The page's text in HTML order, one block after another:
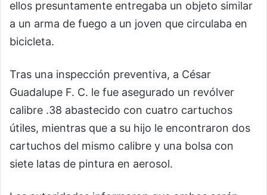
ellos presuntamente entregaba un objeto similar
a un arma de fuego a un joven que circulaba en
bicicleta.
Tras una inspección preventiva, a César
Guadalupe F. C. le fue asegurado un revólver
calibre .38 abastecido con cuatro cartuchos
útiles, mientras que a su hijo le encontraron dos
cartuchos del mismo calibre y una bolsa con
siete latas de pintura en aerosol.